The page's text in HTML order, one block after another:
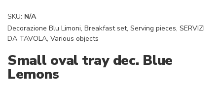
SKU: N/A
Decorazione Blu Limoni, Breakfast set, Serving pieces, SERVIZI
DA TAVOLA, Various objects
Small oval tray dec. Blue
Lemons